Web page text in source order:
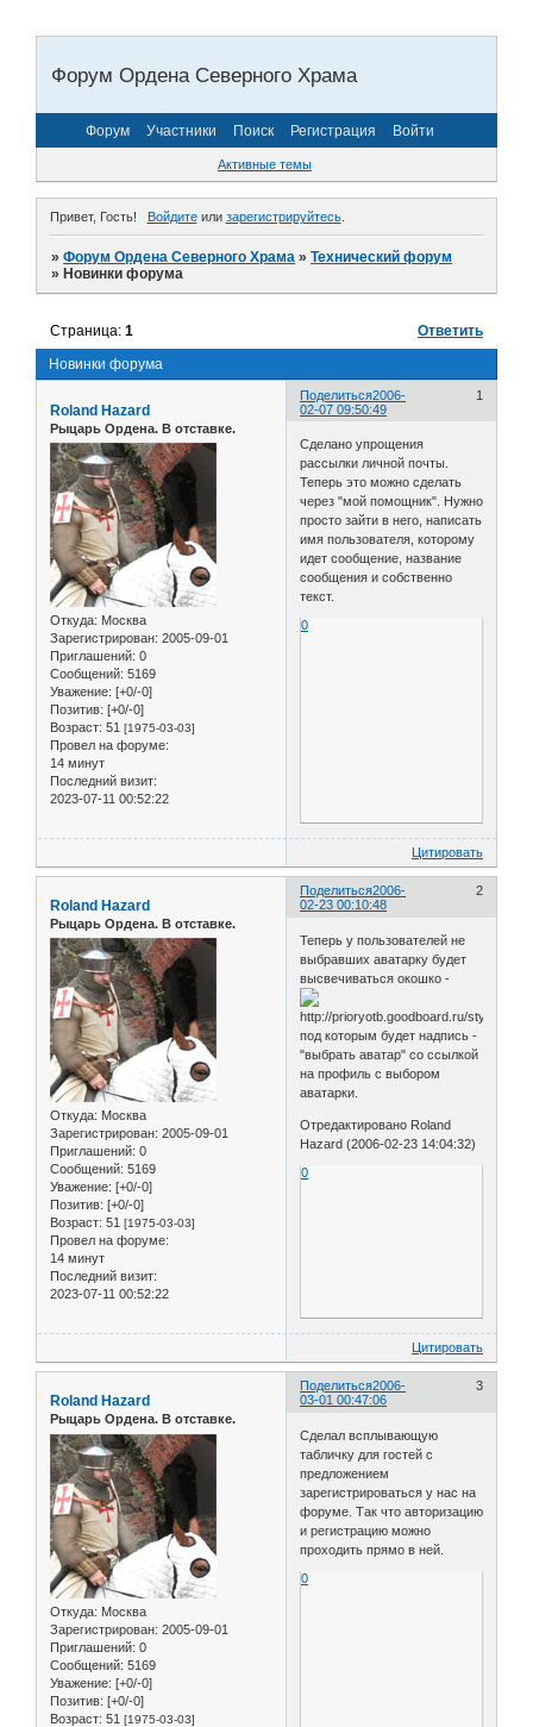
Форум Ордена Северного Храма
Форум Участники Поиск Регистрация Войти
Активные темы
Привет, Гость! Войдитеили зарегистрируйтесь.
»Форум Ордена Северного Храма »Технический форум
»Новинки форума
Новинки форума
Страница:1 Ответить
Поделиться 1
2006-
02-07 09:50:49
Roland Hazard
Рыцарь Ордена. В отставке.
Откуда: Москва
Зарегистрирован: 2005-09-01
Приглашений: 0
Сообщений: 5169
Уважение: [+0/-0]
Позитив: [+0/-0]
Возраст: 51 [1975-03-03]
Провел на форуме:
14 минут
Последний визит:
2023-07-11 00:52:22
Сделано упрощения
рассылки личной почты.
Теперь это можно сделать
через "мой помощник". Нужно
просто зайти в него, написать
имя пользователя, которому
идет сообщение, название
сообщения и собственно
текст.
0
Цитировать
Поделиться 2
2006-
02-23 00:10:48
Roland Hazard
Рыцарь Ордена. В отставке.
Откуда: Москва
Зарегистрирован: 2005-09-01
Приглашений: 0
Сообщений: 5169
Уважение: [+0/-0]
Позитив: [+0/-0]
Возраст: 51 [1975-03-03]
Провел на форуме:
14 минут
Последний визит:
2023-07-11 00:52:22
Теперь у пользователей не
выбравших аватарку будет
высвечиваться окошко -
под которым будет надпись -
"выбрать аватар" со ссылкой
на профиль с выбором
аватарки.
Отредактировано Roland
Hazard (2006-02-23 14:04:32)
0
Цитировать
Поделиться 3
2006-
03-01 00:47:06
Roland Hazard
Рыцарь Ордена. В отставке.
Откуда: Москва
Зарегистрирован: 2005-09-01
Приглашений: 0
Сообщений: 5169
Уважение: [+0/-0]
Позитив: [+0/-0]
Возраст: 51 [1975-03-03]
Сделал всплывающую
табличку для гостей с
предложением
зарегистрироваться у нас на
форуме. Так что авторизацию
и регистрацию можно
проходить прямо в ней.
0